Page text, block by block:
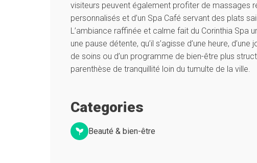
visiteurs peuvent également profiter de massages
personnalisés et d’un Spa Café servant des plats
L’ambiance raffinée et calme fait du Corinthia Spa
une pause détente, qu’il s’agisse d’une heure,
de soins ou d’un programme de bien-être plus
parenthèse de tranquillité loin du tumulte de la ville.
Categories
Beauté & bien-être